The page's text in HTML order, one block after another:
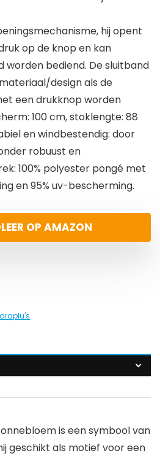
hij opent
op de knop en kan
worden bediend. De sluitband
design als de
een drukknop worden
100 cm, stoklengte: 88
en windbestendig: door
robuust en
100% polyester pongé met
en 95% uv-bescherming.
OP AMAZON
is een symbool van
geschikt als motief voor een